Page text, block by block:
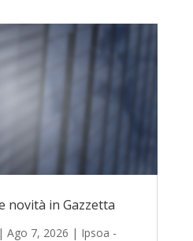
novità in Gazzetta
| Ago 7, 2026 | Ipsoa -